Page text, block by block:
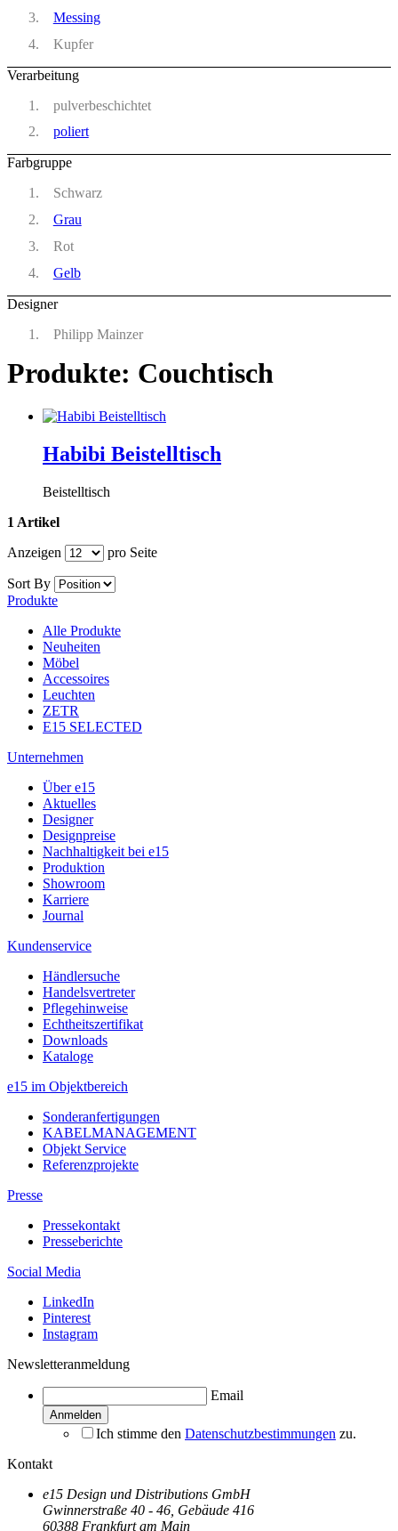
Messing
Kupfer
Verarbeitung
pulverbeschichtet
poliert
Farbgruppe
Schwarz
Grau
Rot
Gelb
Designer
Philipp Mainzer
Produkte: Couchtisch
Habibi Beistelltisch
Beistelltisch
1 Artikel
Anzeigen
pro Seite
Sort By
Produkte
Alle Produkte
Neuheiten
Möbel
Accessoires
Leuchten
ZETR
E15 SELECTED
Unternehmen
Über e15
Aktuelles
Designer
Designpreise
Nachhaltigkeit bei e15
Produktion
Showroom
Karriere
Journal
Kundenservice
Händlersuche
Handelsvertreter
Pflegehinweise
Echtheitszertifikat
Downloads
Kataloge
e15 im Objektbereich
Sonderanfertigungen
KABELMANAGEMENT
Objekt Service
Referenzprojekte
Presse
Pressekontakt
Presseberichte
Social Media
LinkedIn
Pinterest
Instagram
Newsletteranmeldung
Email
Ich stimme den Datenschutzbestimmungen zu.
Kontakt
e15 Design und Distributions GmbH
Gwinnerstraße 40 - 46, Gebäude 416
60388 Frankfurt am Main